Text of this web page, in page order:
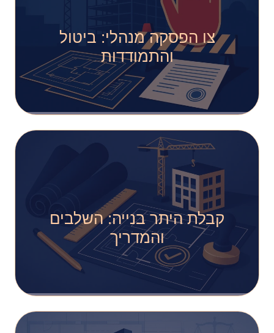
צו הפסקה מנהלי: ביטול
והתמודדות
קבלת היתר בנייה: השלבים
והמדריך